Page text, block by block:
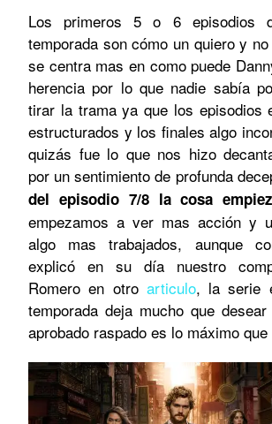
Los primeros 5 o 6 episodios
temporada son cómo un quiero y
se centra mas en como puede
herencia por lo que nadie sabía
tirar la trama ya que los episodios
estructurados y los finales algo
quizás fue lo que nos hizo
por un sentimiento de profunda
del episodio 7/8 la cosa
empezamos a ver mas acción y
algo mas trabajados, aunque
explicó en su día nuestro
Romero en otro articulo, la serie
temporada deja mucho que
aprobado raspado es lo máximo